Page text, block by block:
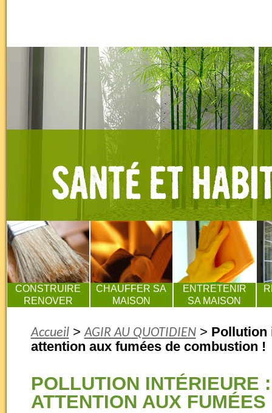
CONSTRUIRE
RENOVER
CHAUFFER SA
MAISON
ENTRETENIR
SA MAISON
Accueil> AGIR AU QUOTIDIEN> Pollution
attention aux fumées de combustion !
POLLUTION INTÉRIEURE
ATTENTION AUX